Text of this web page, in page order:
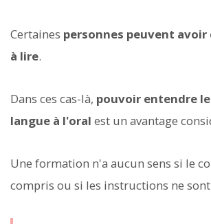
Certaines personnes peuvent
à lire.
Dans ces cas-là, pouvoir entendre
langue à l'oral est un avantage
Une formation n'a aucun sens si le
compris ou si les instructions ne